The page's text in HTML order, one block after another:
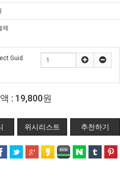
제
Guid
: 19,800원
위시리스트 추천하기